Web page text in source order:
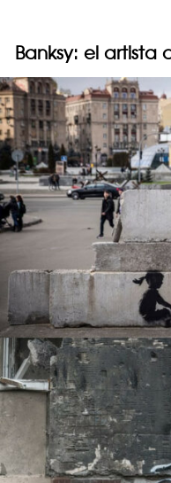
Banksy: el artista